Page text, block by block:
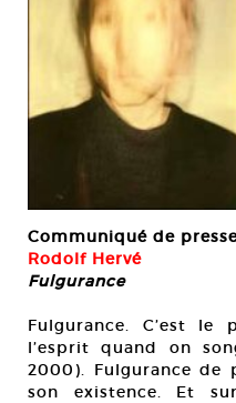
Communiqué de
Rodolf Hervé
Fulgurance
Fulgurance. C’est
l’esprit quand on
2000). Fulgurance de
son existence. Et